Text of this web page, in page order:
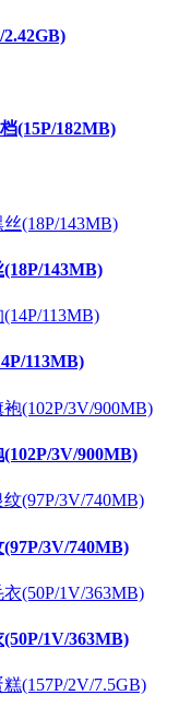
(15P/182MB)
143MB)
113MB)
3V/900MB)
3V/740MB)
1V/363MB)